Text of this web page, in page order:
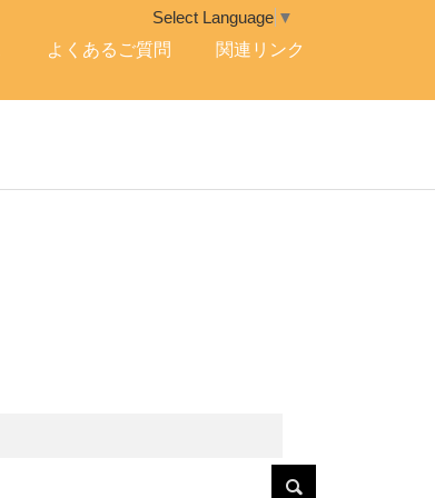
よくあるご質問 関連リンク
Select Language ▼